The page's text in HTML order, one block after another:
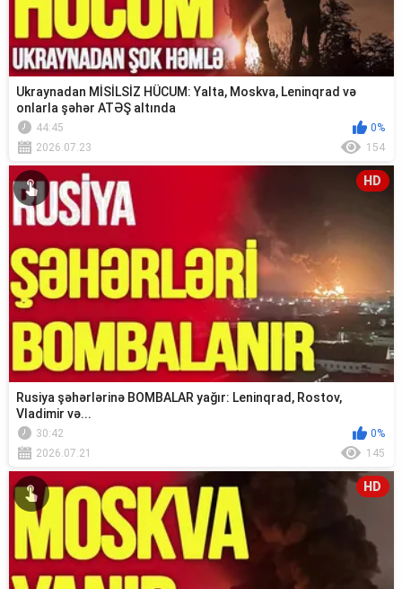
Ukraynadan MİSİLSİZ HÜCUM: Yalta, Moskva, Leninqrad və
onlarla şəhər ATƏŞ altında
44:45
0%
2026.07.23
154
HD
Rusiya şəhərlərinə BOMBALAR yağır: Leninqrad, Rostov,
Vladimir və...
30:42
0%
2026.07.21
145
HD